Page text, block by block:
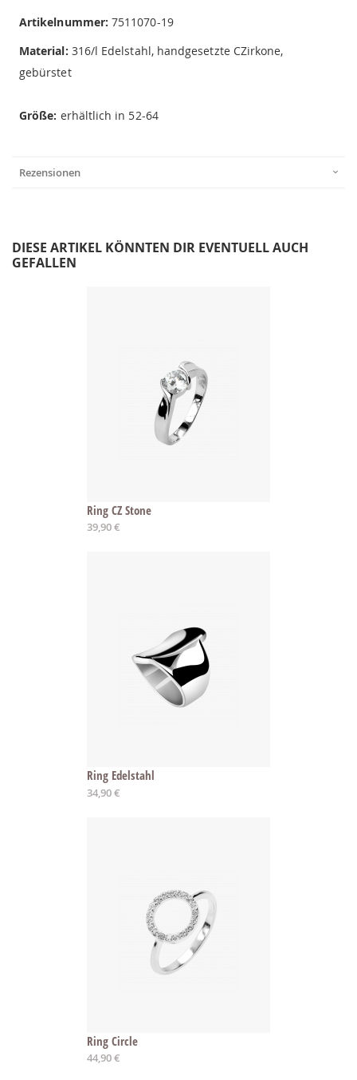
Artikelnummer: 7511070-19
Material: 316/l Edelstahl, handgesetzte CZirkone,
gebürstet
Größe: erhältlich in 52-64
Rezensionen
DIESE ARTIKEL KÖNNTEN DIR EVENTUELL AUCH
GEFALLEN
Ring CZ Stone
39,90 €
Ring Edelstahl
34,90 €
Ring Circle
44,90 €